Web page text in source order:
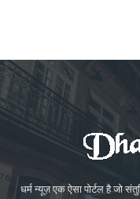
धर्म न्यूज़ एक ऐसा पोर्टल है जो